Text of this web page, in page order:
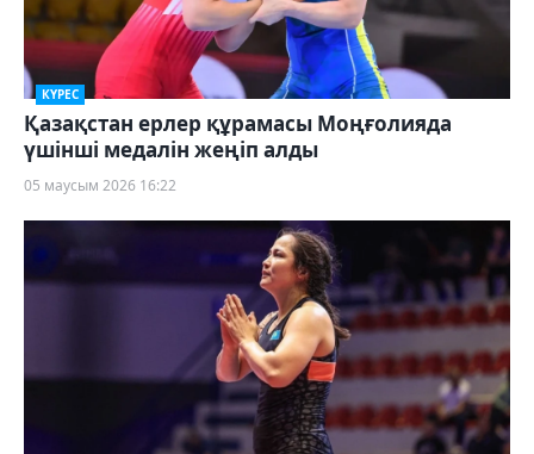
КҮРЕС
Қазақстан ерлер құрамасы Моңғолияда
үшінші медалін жеңіп алды
05 маусым 2026 16:22